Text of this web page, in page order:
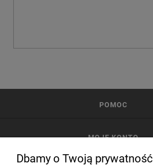
POMOC
MOJE KONTO
Dbamy o Twoją prywatność